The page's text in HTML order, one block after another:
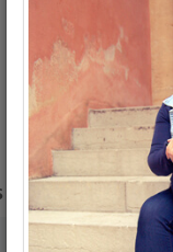
Culture